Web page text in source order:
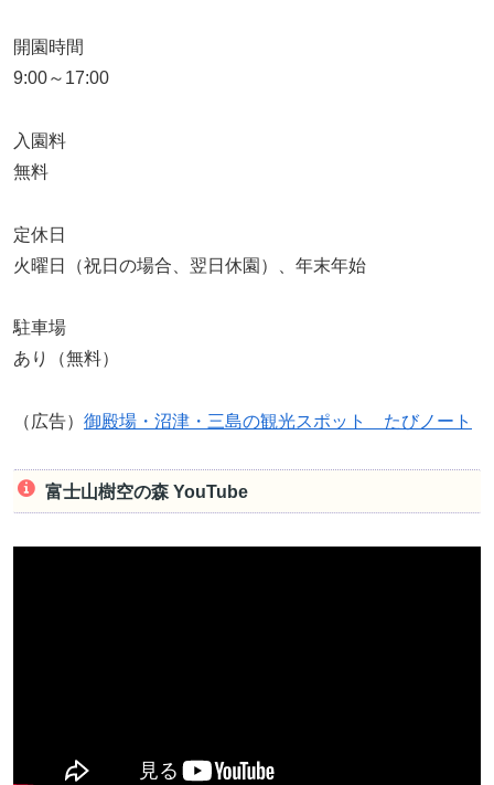
開園時間
9:00～17:00
入園料
無料
定休日
火曜日（祝日の場合、翌日休園）、年末年始
駐車場
あり（無料）
（広告） 御殿場・沼津・三島の観光スポット たびノート
富士山樹空の森 YouTube